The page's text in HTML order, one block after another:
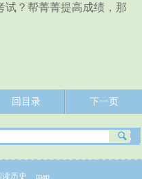
试？帮菁菁提高成绩，那
回目录 下一页
读历史 map